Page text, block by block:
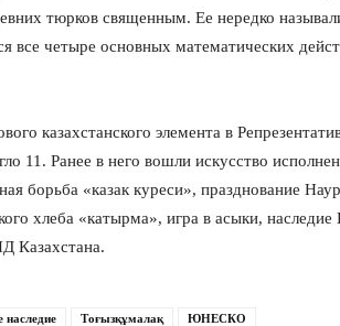
тюрков священным. Ее нередко
все четыре основных математических
казахстанского элемента в
11. Ранее в него вошли искусство
борьба «казак куреси», празднование
хлеба «катырма», игра в асыки,
Казахстана.
наследие Тоғызқұмалақ ЮНЕСКО